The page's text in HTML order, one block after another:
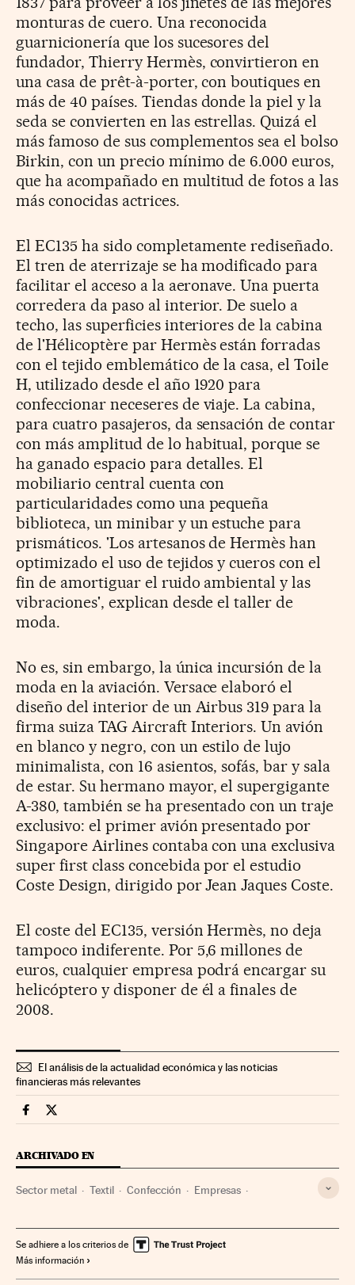
monturas de cuero. Una reconocida
guarnicionería que los sucesores del
fundador, Thierry Hermès, convirtieron en
una casa de prêt-à-porter, con boutiques en
más de 40 países. Tiendas donde la piel y la
seda se convierten en las estrellas. Quizá el
más famoso de sus complementos sea el bolso
Birkin, con un precio mínimo de 6.000 euros,
que ha acompañado en multitud de fotos a las
más conocidas actrices.
El EC135 ha sido completamente rediseñado.
El tren de aterrizaje se ha modificado para
facilitar el acceso a la aeronave. Una puerta
corredera da paso al interior. De suelo a
techo, las superficies interiores de la cabina
de l'Hélicoptère par Hermès están forradas
con el tejido emblemático de la casa, el Toile
H, utilizado desde el año 1920 para
confeccionar neceseres de viaje. La cabina,
para cuatro pasajeros, da sensación de contar
con más amplitud de lo habitual, porque se
ha ganado espacio para detalles. El
mobiliario central cuenta con
particularidades como una pequeña
biblioteca, un minibar y un estuche para
prismáticos. 'Los artesanos de Hermès han
optimizado el uso de tejidos y cueros con el
fin de amortiguar el ruido ambiental y las
vibraciones', explican desde el taller de
moda.
No es, sin embargo, la única incursión de la
moda en la aviación. Versace elaboró el
diseño del interior de un Airbus 319 para la
firma suiza TAG Aircraft Interiors. Un avión
en blanco y negro, con un estilo de lujo
minimalista, con 16 asientos, sofás, bar y sala
de estar. Su hermano mayor, el supergigante
A-380, también se ha presentado con un traje
exclusivo: el primer avión presentado por
Singapore Airlines contaba con una exclusiva
super first class concebida por el estudio
Coste Design, dirigido por Jean Jaques Coste.
El coste del EC135, versión Hermès, no deja
tampoco indiferente. Por 5,6 millones de
euros, cualquier empresa podrá encargar su
helicóptero y disponer de él a finales de
2008.
El análisis de la actualidad económica y las noticias
financieras más relevantes
Companias Cinco Días en Facebook
Companias Cinco Días en Twitter
ARCHIVADO EN
Sector metal Textil Confección Empresas
Se adhiere a los criterios de
Más información